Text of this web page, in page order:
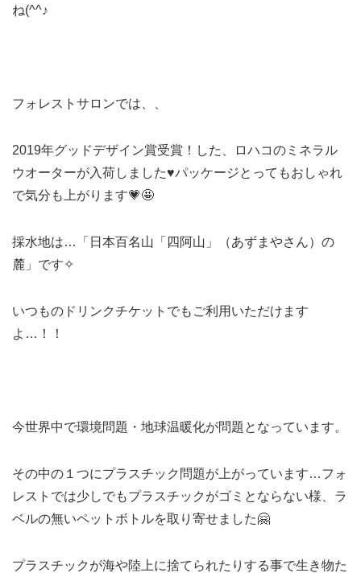
ね(^^♪
フォレストサロンでは、、
2019年グッドデザイン賞受賞！した、ロハコのミネラル
ウオーターが入荷しました♥パッケージとってもおしゃれ
で気分も上がります💗🤩
採水地は…「日本百名山「四阿山」（あずまやさん）の
麓」です✧
いつものドリンクチケットでもご利用いただけます
よ…！！
今世界中で環境問題・地球温暖化が問題となっています。
その中の１つにプラスチック問題が上がっています…フォ
レストでは少しでもプラスチックがゴミとならない様、ラ
ベルの無いペットボトルを取り寄せました🤗
プラスチックが海や陸上に捨てられたりする事で生き物た